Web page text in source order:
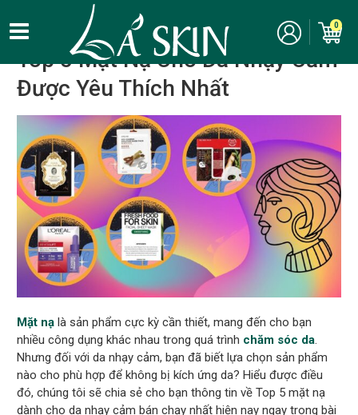
0
Kinh nghiệm, bí quyết làm đẹp Da nhạy cảm
Top 5 Mặt Nạ Cho Da Nhạy Cảm
Được Yêu Thích Nhất
Mặt nạ là sản phẩm cực kỳ cần thiết, mang đến cho bạn
nhiều công dụng khác nhau trong quá trình chăm sóc da.
Nhưng đối với da nhạy cảm, bạn đã biết lựa chọn sản phẩm
nào cho phù hợp để không bị kích ứng da? Hiểu được điều
đó, chúng tôi sẽ chia sẻ cho bạn thông tin về Top 5 mặt nạ
dành cho da nhạy cảm bán chạy nhất hiện nay ngay trong bài